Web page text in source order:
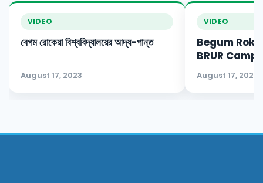
VIDEO
বেগম রোকেয়া বিশ্ববিদ্যালয়ের আদ্য-পান্ত
August 17, 2023
VIDEO
Begum
BRUR
August 17, 2023